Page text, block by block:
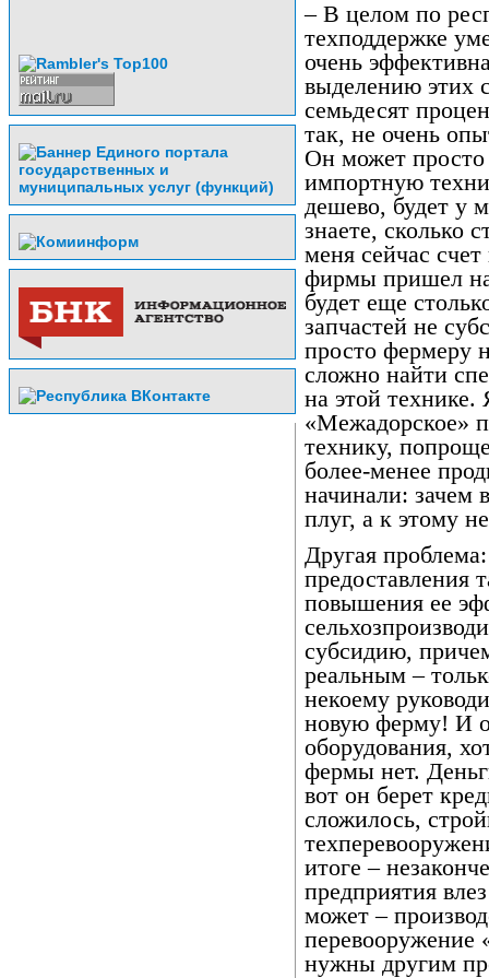
– В целом по
техподдержке
очень
выделению этих
семьдесят
так, не очень
Он может просто
импортную
дешево, будет у
знаете, сколько
меня сейчас
фирмы пришел на
будет еще
запчастей не
просто фермеру
сложно найти
на этой
«Межадорское»
технику,
более-менее
начинали: зачем
плуг, а к этому
Другая
предоставления
повышения ее
субсидию,
реальным –
некоему
новую ферму! И
оборудования,
фермы нет.
вот он берет
сложилось,
итоге –
предприятия
может –
перевооружение
нужны другим